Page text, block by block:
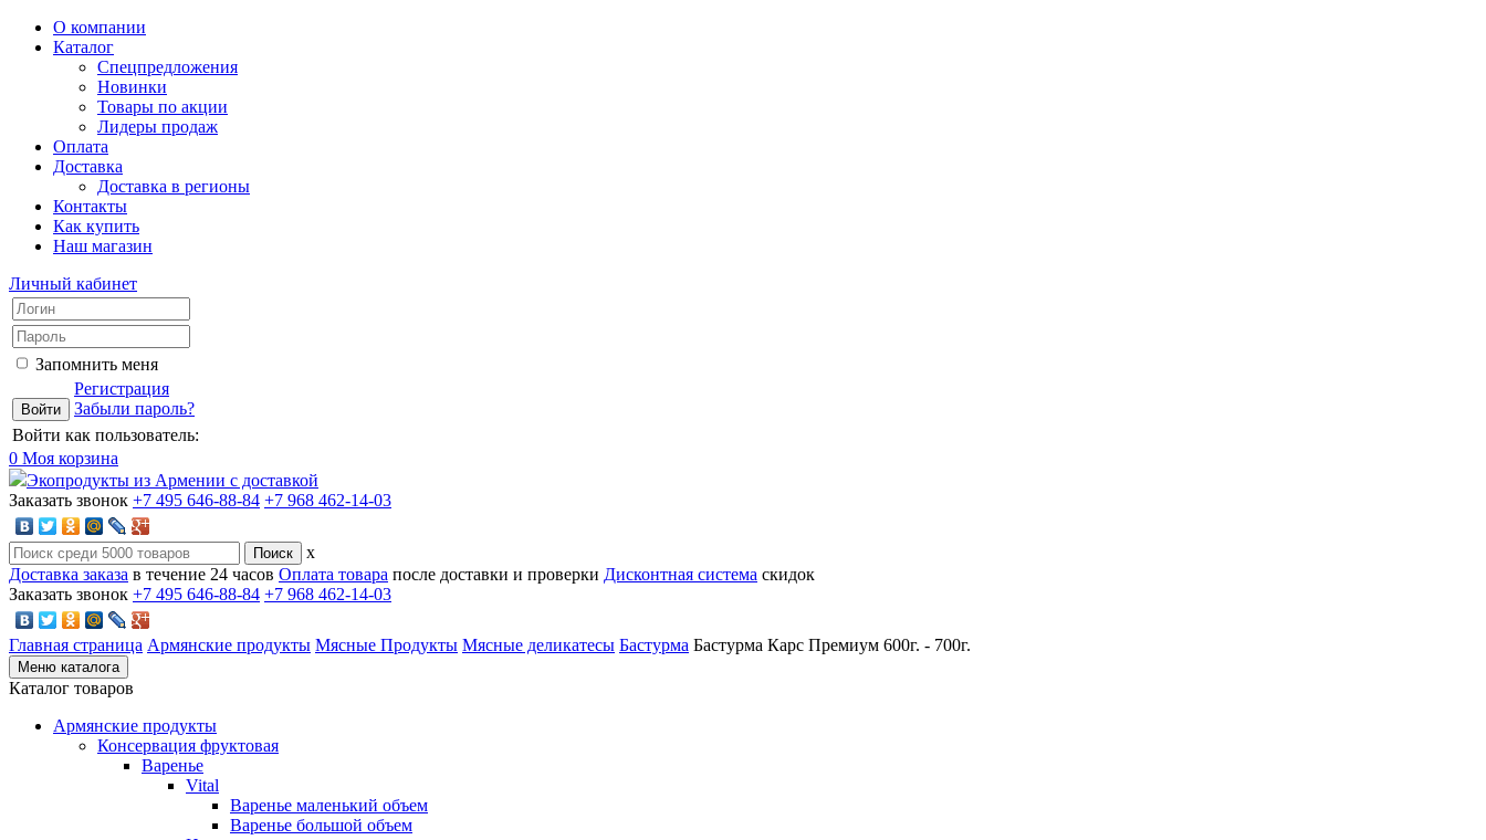
О компании
Каталог
Спецпредложения
Новинки
Товары по акции
Лидеры продаж
Оплата
Доставка
Доставка в регионы
Контакты
Как купить
Наш магазин
Личный кабинет
Запомнить меня
Регистрация
Забыли пароль?
Войти как пользователь:
0 Моя корзина
Экопродукты из Армении с доставкой
Заказать звонок +7 495 646-88-84 +7 968 462-14-03
x
Доставка заказа в течение 24 часов Оплата товара после доставки и проверки Дисконтная система скидок
Заказать звонок +7 495 646-88-84 +7 968 462-14-03
Главная страница Армянские продукты Мясные Продукты Мясные деликатесы Бастурма Бастурма Карс Премиум 600г. - 700г.
Меню каталога
Каталог товаров
Армянские продукты
Консервация фруктовая
Варенье
Vital
Варенье маленький объем
Варенье большой объем